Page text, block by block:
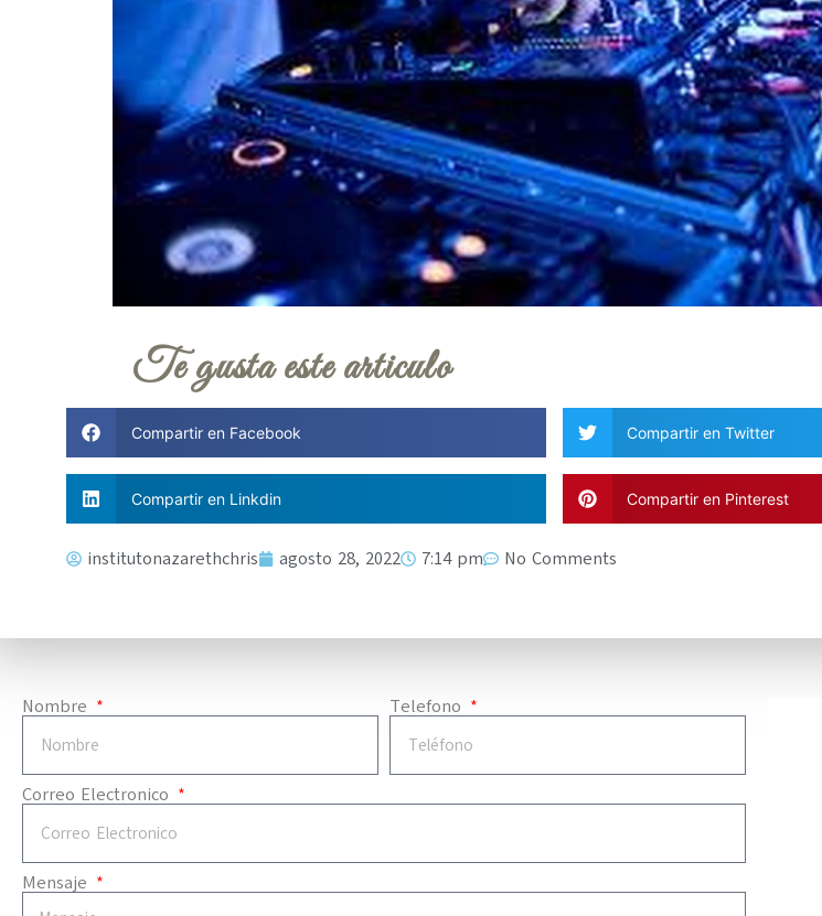
Te gusta este articulo
Compartir en Facebook Compartir en Twitter
Compartir en Linkdin Compartir en Pinterest
institutonazarethchris agosto 28, 2022 7:14 pm No Comments
Nombre Telefono
Correo Electronico
Mensaje